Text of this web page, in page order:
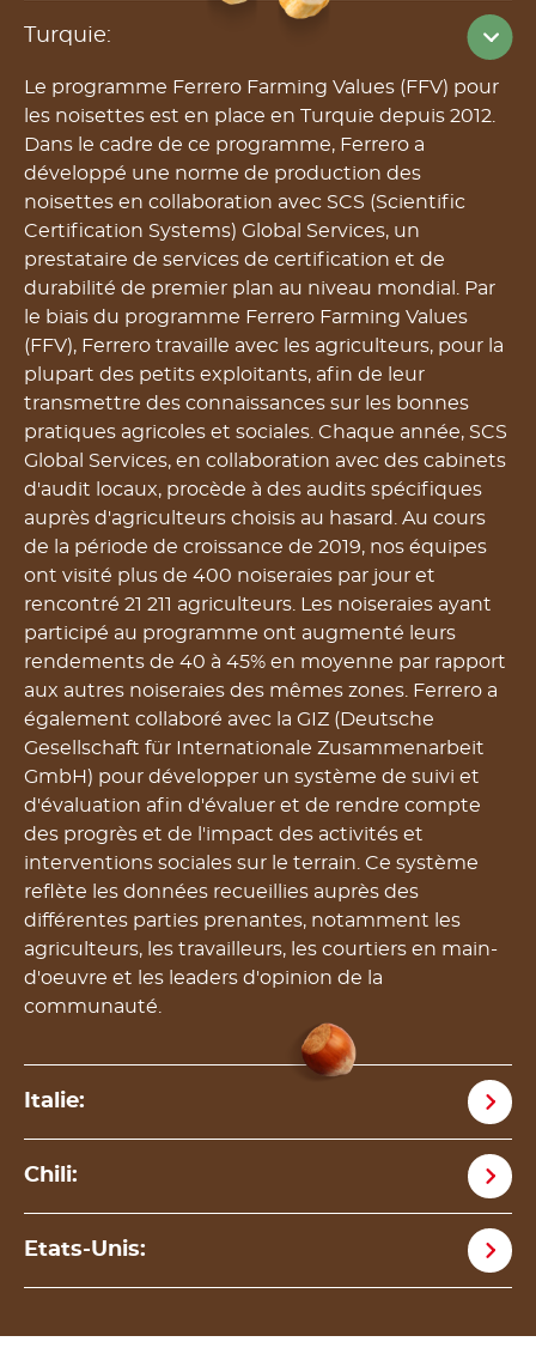
Turquie:
Le programme Ferrero Farming Values ​​(FFV) pour
les noisettes est en place en Turquie depuis 2012.
Dans le cadre de ce programme, Ferrero a
développé une norme de production des
noisettes en collaboration avec SCS (Scientific
Certification Systems) Global Services, un
prestataire de services de certification et de
durabilité de premier plan au niveau mondial. Par
le biais du programme Ferrero Farming Values ​​
(FFV), Ferrero travaille avec les agriculteurs, pour la
plupart des petits exploitants, afin de leur
transmettre des connaissances sur les bonnes
pratiques agricoles et sociales. Chaque année, SCS
Global Services, en collaboration avec des cabinets
d'audit locaux, procède à des audits spécifiques
auprès d'agriculteurs choisis au hasard. Au cours
de la période de croissance de 2019, nos équipes
ont visité plus de 400 noiseraies par jour et
rencontré 21 211 agriculteurs. Les noiseraies ayant
participé au programme ont augmenté leurs
rendements de 40 à 45% en moyenne par rapport
aux autres noiseraies des mêmes zones. Ferrero a
également collaboré avec la GIZ (Deutsche
Gesellschaft für Internationale Zusammenarbeit
GmbH) pour développer un système de suivi et
d'évaluation afin d'évaluer et de rendre compte
des progrès et de l'impact des activités et
interventions sociales sur le terrain. Ce système
reflète les données recueillies auprès des
différentes parties prenantes, notamment les
agriculteurs, les travailleurs, les courtiers en main-
d'oeuvre et les leaders d'opinion de la
communauté.
Italie:
Chili:
Etats-Unis: